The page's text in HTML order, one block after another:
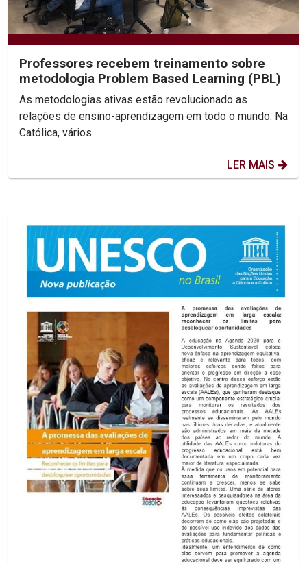
Professores recebem treinamento sobre
metodologia Problem Based Learning (PBL)
As metodologias ativas estão revolucionado as
relações de ensino-aprendizagem em todo o mundo. Na
Católica, vários...
LER MAIS